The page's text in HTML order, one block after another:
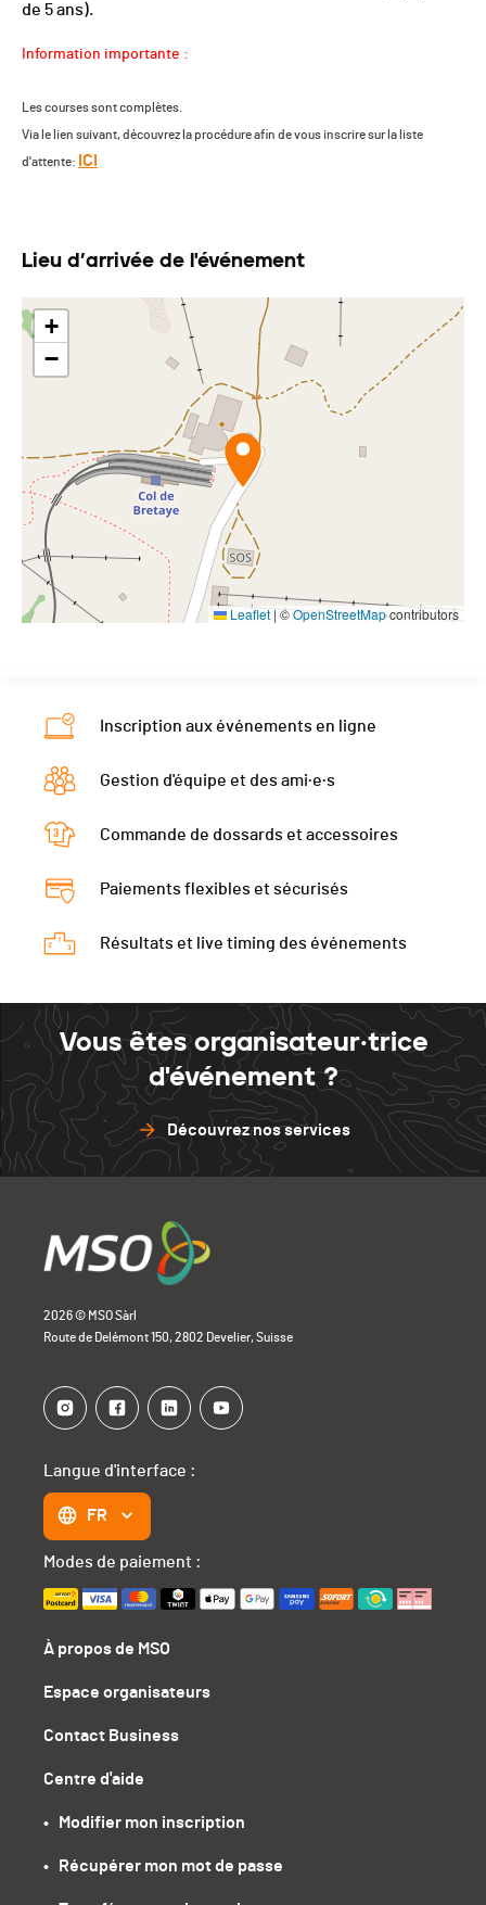
de 5 ans).
Information importante :
Les courses sont complètes.
Via le lien suivant, découvrez la procédure afin de vous inscrire sur la liste
d'attente: ICI
Lieu d’arrivée de l'événement
+
−
Leaflet | ©OpenStreetMapcontributors
Inscription aux événements en ligne
Gestion d'équipe et des ami·e·s
Commande de dossards et accessoires
Paiements flexibles et sécurisés
Résultats et live timing des événements
Vous êtes organisateur·trice
d'événement ?
Découvrez nos services
2026 © MSO Sàrl
Route de Delémont 150, 2802 Develier, Suisse
À propos de MSO
Espace organisateurs
Contact Business
Centre d'aide
•   Modifier mon inscription
•   Récupérer mon mot de passe
Langue d'interface :
FR
Modes de paiement :